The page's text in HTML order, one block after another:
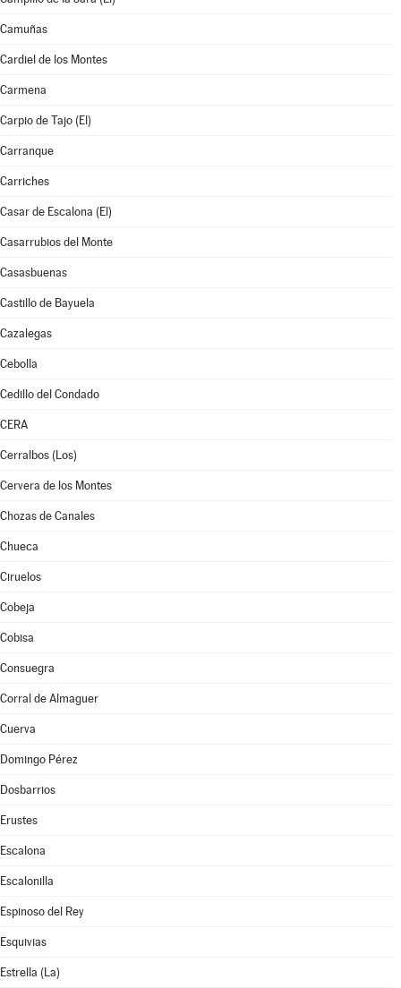
Camuñas
Cardiel de los Montes
Carmena
Carpio de Tajo (El)
Carranque
Carriches
Casar de Escalona (El)
Casarrubios del Monte
Casasbuenas
Castillo de Bayuela
Cazalegas
Cebolla
Cedillo del Condado
CERA
Cerralbos (Los)
Cervera de los Montes
Chozas de Canales
Chueca
Ciruelos
Cobeja
Cobisa
Consuegra
Corral de Almaguer
Cuerva
Domingo Pérez
Dosbarrios
Erustes
Escalona
Escalonilla
Espinoso del Rey
Esquivias
Estrella (La)